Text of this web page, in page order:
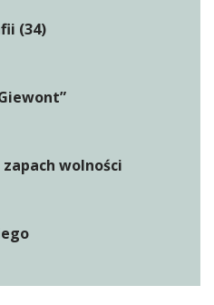
(34)
wolności